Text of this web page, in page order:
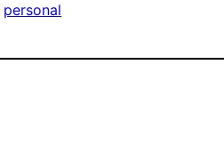
personal